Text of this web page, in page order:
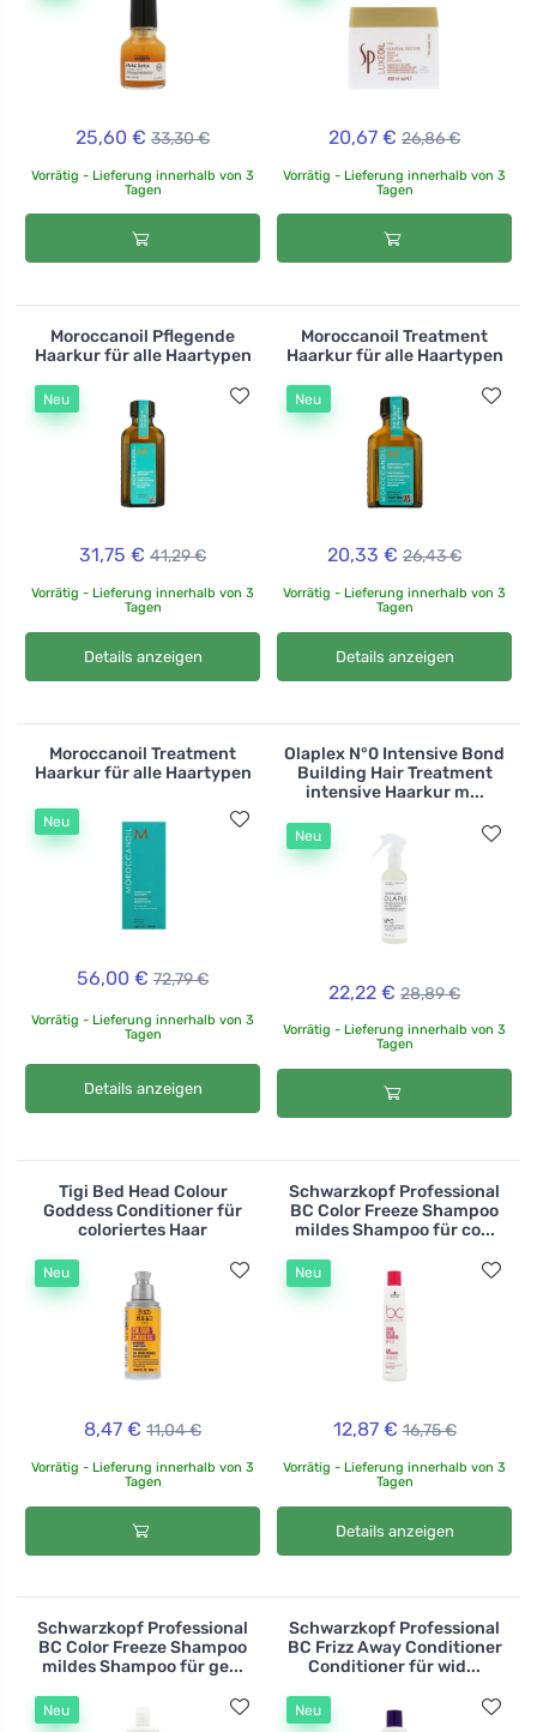
25,60 € 33,30 €
Vorrätig - Lieferung innerhalb von 3
Tagen
20,67 € 26,86 €
Vorrätig - Lieferung innerhalb von 3
Tagen
Moroccanoil Pflegende
Haarkur für alle Haartypen
Neu
31,75 € 41,29 €
Vorrätig - Lieferung innerhalb von 3
Tagen
Details anzeigen
Moroccanoil Treatment
Haarkur für alle Haartypen
Neu
20,33 € 26,43 €
Vorrätig - Lieferung innerhalb von 3
Tagen
Details anzeigen
Moroccanoil Treatment
Haarkur für alle Haartypen
Neu
56,00 € 72,79 €
Vorrätig - Lieferung innerhalb von 3
Tagen
Details anzeigen
Olaplex N°0 Intensive Bond
Building Hair Treatment
intensive Haarkur m...
Neu
22,22 € 28,89 €
Vorrätig - Lieferung innerhalb von 3
Tagen
Tigi Bed Head Colour
Goddess Conditioner für
coloriertes Haar
Neu
8,47 € 11,04 €
Vorrätig - Lieferung innerhalb von 3
Tagen
Schwarzkopf Professional
BC Color Freeze Shampoo
mildes Shampoo für co...
Neu
12,87 € 16,75 €
Vorrätig - Lieferung innerhalb von 3
Tagen
Details anzeigen
Schwarzkopf Professional
BC Color Freeze Shampoo
mildes Shampoo für ge...
Neu
Schwarzkopf Professional
BC Frizz Away Conditioner
Conditioner für wid...
Neu